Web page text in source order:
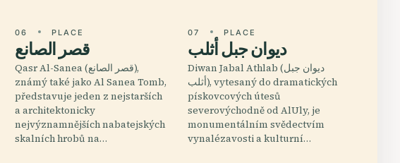
06 PLACE
قصر الصانع
Qasr Al-Sanea (قصر الصانع),
známý také jako Al Sanea Tomb,
představuje jeden z nejstarších
a architektonicky
nejvýznamnějších nabatejských
skalních hrobů na…
07 PLACE
ديوان جبل أثلب
Diwan Jabal Athlab (ديوان جبل
أثلب), vytesaný do dramatických
pískovcových útesů
severovýchodně od AlUly, je
monumentálním svědectvím
vynalézavosti a kulturní…